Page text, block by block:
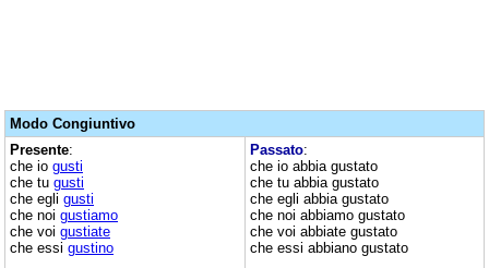
Modo Congiuntivo
Presente:
che io gusti
che tu gusti
che egli gusti
che noi gustiamo
che voi gustiate
che essi gustino
Passato:
che io abbia gustato
che tu abbia gustato
che egli abbia gustato
che noi abbiamo gustato
che voi abbiate gustato
che essi abbiano gustato